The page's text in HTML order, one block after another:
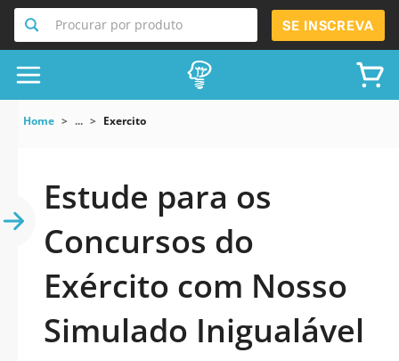
Procurar por produto SE INSCREVA
Home ... Exercito
Estude para os
Concursos do
Exército com Nosso
Simulado Inigualável